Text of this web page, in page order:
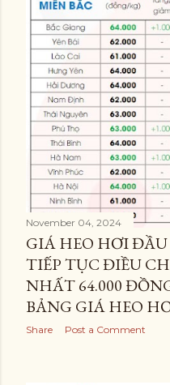
November 04, 2024
GIÁ HEO HƠI
TIẾP TỤC ĐIỀU
NHẤT 64.000
BẢNG GIÁ HEO
Share Post a Comment